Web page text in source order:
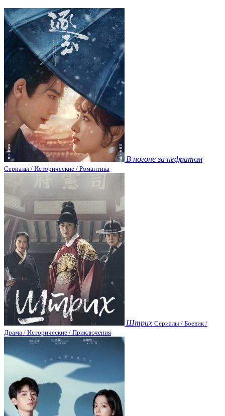
В погоне за нефритом
Сериалы / Исторические / Романтика
Штрих Сериалы / Боевик /
Драма / Исторические / Приключения